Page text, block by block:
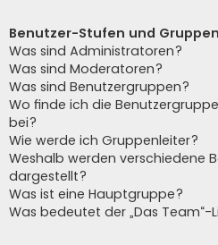
Benutzer-Stufen und Gruppen
Was sind Administratoren?
Was sind Moderatoren?
Was sind Benutzergruppen?
Wo finde ich die
bei?
Wie werde ich Gruppenleiter?
Weshalb werden verschiedene
dargestellt?
Was ist eine Hauptgruppe?
Was bedeutet der „Das Team“-